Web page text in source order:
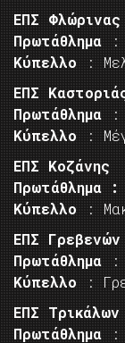
ΕΠΣ Φλώρινας
Πρωτάθλημα :
Κύπελλο :
ΕΠΣ
Πρωτάθλημα :
Κύπελλο :
ΕΠΣ Κοζάνης
Πρωτάθλημα :
Κύπελλο :
ΕΠΣ Γρεβενών
Πρωτάθλημα :
Κύπελλο :
ΕΠΣ Τρικάλων
Πρωτάθλημα :